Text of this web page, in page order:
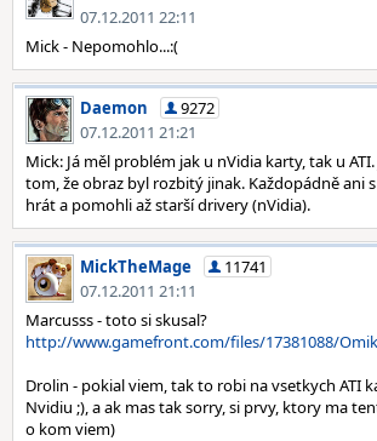
07.12.2011 22:11
Mick - Nepomohlo...:(
Daemon
9272
07.12.2011 21:21
Mick: Já měl problém jak u nVidia karty, tak u
tom, že obraz byl rozbitý jinak. Každopádně ani
hrát a pomohli až starší drivery (nVidia).
MickTheMage
11741
07.12.2011 21:11
Marcusss - toto si skusal?
http://www.gamefront.com/files/17381088/
Drolin - pokial viem, tak to robi na vsetkych ATI
Nvidiu ;), a ak mas tak sorry, si prvy, ktory ma
o kom viem)